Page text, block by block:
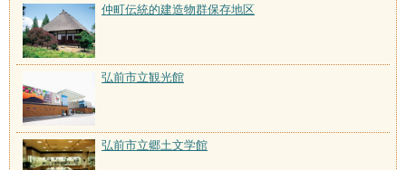
仲町伝統的建造物群保存地区
弘前市立観光館
弘前市立郷土文学館